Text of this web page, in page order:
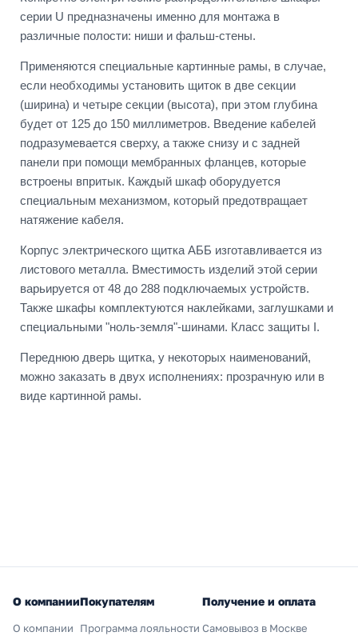
серии U предназначены именно для монтажа в
различные полости: ниши и фальш-стены.
Применяются специальные картинные рамы, в случае,
если необходимы установить щиток в две секции
(ширина) и четыре секции (высота), при этом глубина
будет от 125 до 150 миллиметров. Введение кабелей
подразумевается сверху, а также снизу и с задней
панели при помощи мембранных фланцев, которые
встроены впритык. Каждый шкаф оборудуется
специальным механизмом, который предотвращает
натяжение кабеля.
Корпус электрического щитка АББ изготавливается из
листового металла. Вместимость изделий этой серии
варьируется от 48 до 288 подключаемых устройств.
Также шкафы комплектуются наклейками, заглушками и
специальными "ноль-земля"-шинами. Класс защиты I.
Переднюю дверь щитка, у некоторых наименований,
можно заказать в двух исполнениях: прозрачную или в
виде картинной рамы.
О компании
О компании
Покупателям
Программа лояльности
Получение и оплата
Самовывоз в Москве